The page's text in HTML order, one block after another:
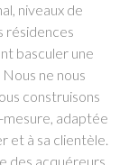
niveaux de
résidences
basculer une
ne nous
construisons
adaptée
et à sa clientèle.
des acquéreurs